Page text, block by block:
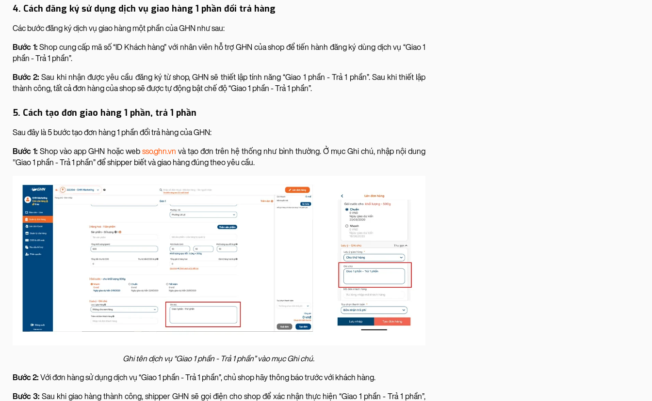
4. Cách đăng ký sử dụng dịch vụ giao hàng 1 phần đổi trả hàng
Các bước đăng ký dịch vụ giao hàng một phần của GHN như sau:
Bước 1:Shop cung cấp mã số “ID Khách hàng” với nhân viên hỗ trợ GHN của shop để tiến hành đăng ký dùng dịch vụ “Giao 1
phần - Trả 1 phần”.
Bước 2:Sau khi nhận được yêu cầu đăng ký từ shop, GHN sẽ thiết lập tính năng “Giao 1 phần - Trả 1 phần”. Sau khi thiết lập
thành công, tất cả đơn hàng của shop sẽ được tự động bật chế độ “Giao 1 phần - Trả 1 phần”.
5. Cách tạo đơn giao hàng 1 phần, trả 1 phần
Sau đây là 5 bước tạo đơn hàng 1 phần đổi trả hàng của GHN:
Bước 1: Shop vào app GHN hoặc web sso.ghn.vn và tạo đơn trên hệ thống như bình thường. Ở mục Ghi chú, nhập nội dung
"Giao 1 phần - Trả 1 phần” để shipper biết và giao hàng đúng theo yêu cầu.
Ghi tên dịch vụ “Giao 1 phần - Trả 1 phần” vào mục Ghi chú.
Bước 2: Với đơn hàng sử dụng dịch vụ “Giao 1 phần - Trả 1 phần”, chủ shop hãy thông báo trước với khách hàng.
Bước 3:Sau khi giao hàng thành công, shipper GHN sẽ gọi điện cho shop để xác nhận thực hiện “Giao 1 phần - Trả 1 phần”,